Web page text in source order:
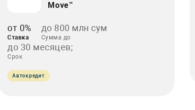
Move”
от 0%
Ставка
до 800 млн сум
Сумма до
до 30 месяцев;
Срок
Автокредит